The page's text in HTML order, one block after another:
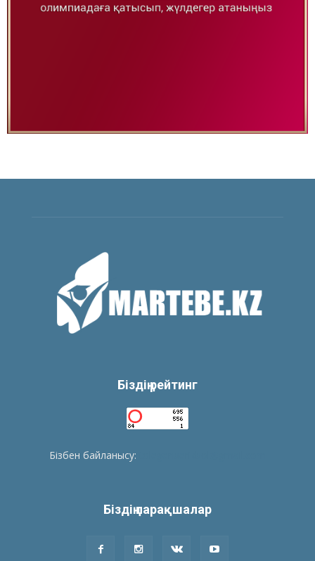
Біздің рейтинг
Бізбен байланысу:
Біздің парақшалар